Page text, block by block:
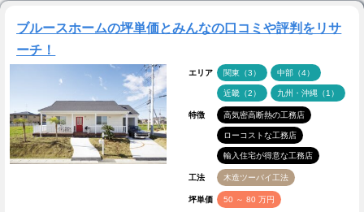
ブルースホームの坪単価とみんなの口コミや評判をリサ
ーチ！
エリア 関東（3） 中部（4）
近畿（2） 九州・沖縄（1）
特徴 高気密高断熱の工務店
ローコストな工務店
輸入住宅が得意な工務店
工法 木造ツーバイ工法
坪単価 50 ～ 80 万円